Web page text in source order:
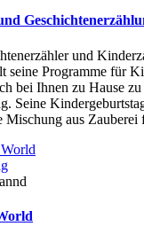
und
seine Programme für
bei Ihnen zu Hause
Seine
Mischung aus